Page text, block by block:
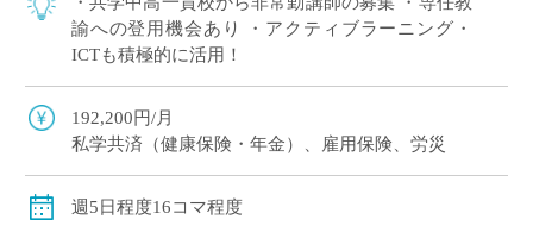
諭への登用機会あり ・アクティブラーニング・
ICTも積極的に活用！
192,200円/月
私学共済（健康保険・年金）、雇用保険、労災
週5日程度16コマ程度